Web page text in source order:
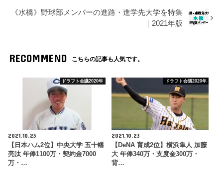
《水橋》野球部メンバーの進路・進学先大学を特集
｜2021年版
RECOMMEND こちらの記事も人気です。
ドラフト会議2020年
2021.10.23
【日本ハム2位】中央大学 五十幡
亮汰 年俸1100万・契約金7000
万・…
ドラフト会議2020年
2021.10.23
【DeNA 育成2位】横浜隼人 加藤
大 年俸340万・支度金300万・
背…